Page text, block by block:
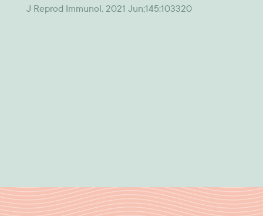
J Reprod Immunol. 2021 Jun;145:103320